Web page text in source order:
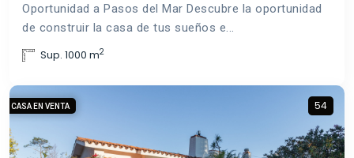
Oportunidad a Pasos del Mar Descubre la oportunidad
de construir la casa de tus sueños e...
Sup. 1000 m2
CASA EN VENTA 54